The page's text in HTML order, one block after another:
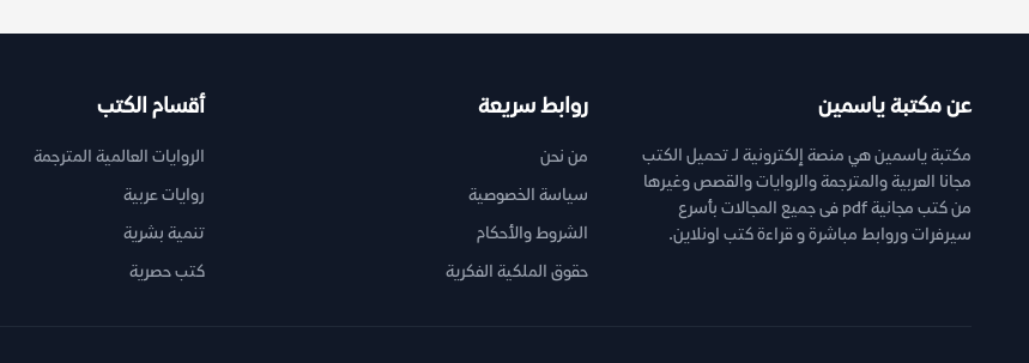
عن مكتبة ياسمين
مكتبة ياسمين هي منصة إلكترونية لـ تحميل الكتب
مجانا العربية والمترجمة والروايات والقصص وغيرها
من كتب مجانية pdf فى جميع المجالات بأسرع
سيرفرات وروابط مباشرة و قراءة كتب اونلاين.
روابط سريعة
من نحن
سياسة الخصوصية
الشروط والأحكام
حقوق الملكية الفكرية
أقسام الكتب
الروايات العالمية المترجمة
روايات عربية
تنمية بشرية
كتب حصرية